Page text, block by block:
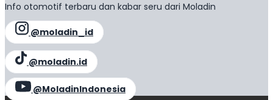
Info otomotif terbaru dan kabar seru dari Moladin
@moladin_id
@moladin.id
@MoladinIndonesia